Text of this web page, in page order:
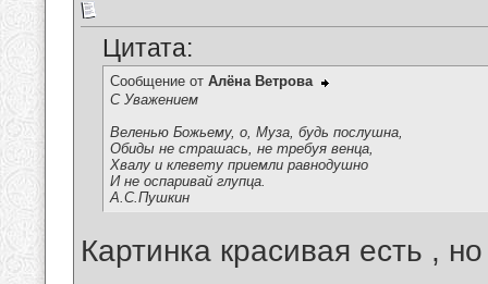
Цитата:
Сообщение от Алёна Ветрова
С Уважением
Веленью Божьему, о, Муза, будь послушна,
Обиды не страшась, не требуя венца,
Хвалу и клевету приемли равнодушно
И не оспаривай глупца.
А.С.Пушкин
Картинка красивая есть ,